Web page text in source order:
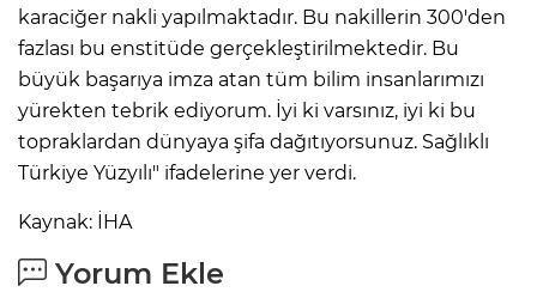
karaciğer nakli yapılmaktadır. Bu nakillerin 300'den
fazlası bu enstitüde gerçekleştirilmektedir. Bu
büyük başarıya imza atan tüm bilim insanlarımızı
yürekten tebrik ediyorum. İyi ki varsınız, iyi ki bu
topraklardan dünyaya şifa dağıtıyorsunuz. Sağlıklı
Türkiye Yüzyılı" ifadelerine yer verdi.
Kaynak: İHA
Yorum Ekle